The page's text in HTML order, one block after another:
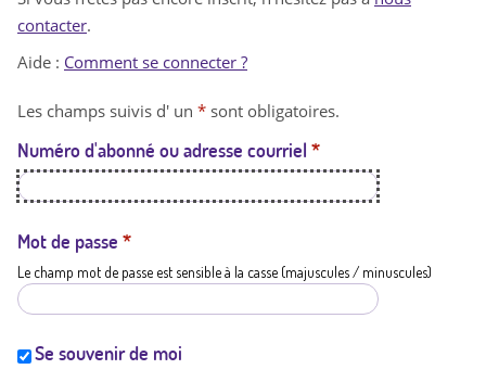
n
t
a
t
i
contacter.
Aide : Comment se connecter ?
Les champs suivis d' un * sont obligatoires.
Numéro d'abonné ou adresse courriel *
Mot de passe *
Le champ mot de passe est sensible à la casse (majuscules / minuscules)
Se souvenir de moi